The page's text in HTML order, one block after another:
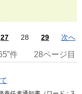
27 28 29 次へ
件 28ページ目